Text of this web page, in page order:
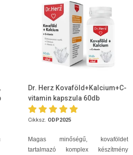
Dr. Herz Kovaföld+Kalcium+C-
vitamin kapszula 60db
Cikksz. ODP2025
Magas minőségű, kovaföldet
tartalmazó komplex készítmény